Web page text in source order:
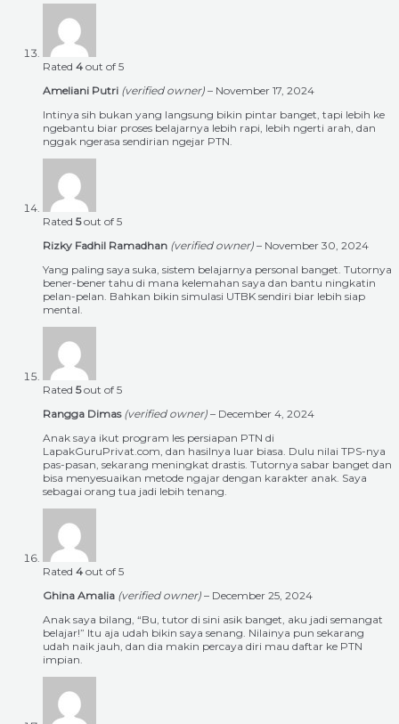
Rated 4 out of 5
Ameliani Putri (verified owner) – November 17, 2024
Intinya sih bukan yang langsung bikin pintar banget, tapi lebih ke
ngebantu biar proses belajarnya lebih rapi, lebih ngerti arah, dan
nggak ngerasa sendirian ngejar PTN.
Rated 5out of 5
Rizky Fadhil Ramadhan (verified owner) – November 30, 2024
Yang paling saya suka, sistem belajarnya personal banget. Tutornya
bener-bener tahu di mana kelemahan saya dan bantu ningkatin
pelan-pelan. Bahkan bikin simulasi UTBK sendiri biar lebih siap
mental.
Rated 5out of 5
Rangga Dimas (verified owner) – December 4, 2024
Anak saya ikut program les persiapan PTN di
LapakGuruPrivat.com, dan hasilnya luar biasa. Dulu nilai TPS-nya
pas-pasan, sekarang meningkat drastis. Tutornya sabar banget dan
bisa menyesuaikan metode ngajar dengan karakter anak. Saya
sebagai orang tua jadi lebih tenang.
Rated 4 out of 5
Ghina Amalia (verified owner) – December 25, 2024
Anak saya bilang, “Bu, tutor di sini asik banget, aku jadi semangat
belajar!” Itu aja udah bikin saya senang. Nilainya pun sekarang
udah naik jauh, dan dia makin percaya diri mau daftar ke PTN
impian.